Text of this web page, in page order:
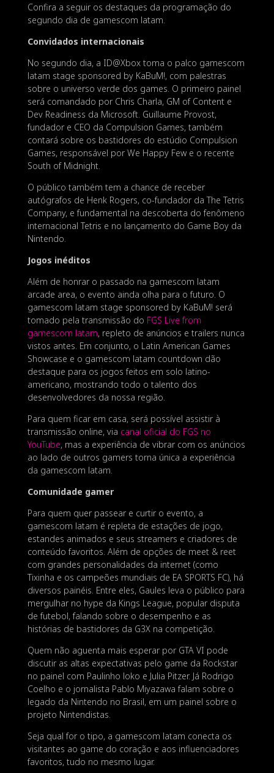
Confira a seguir os destaques da programação do
segundo dia de gamescom latam.
Convidados internacionais
No segundo dia, a ID@Xbox toma o palco gamescom
latam stage sponsored by KaBuM!, com palestras
sobre o universo verde dos games. O primeiro painel
será comandado por Chris Charla, GM of Content e
Dev Readiness da Microsoft. Guillaume Provost,
fundador e CEO da Compulsion Games, também
contará sobre os bastidores do estúdio Compulsion
Games, responsável por We Happy Few e o recente
South of Midnight.
O público também tem a chance de receber
autógrafos de Henk Rogers, co-fundador da The Tetris
Company, e fundamental na descoberta do fenômeno
internacional Tetris e no lançamento do Game Boy da
Nintendo.
Jogos inéditos
Além de honrar o passado na gamescom latam
arcade area, o evento ainda olha para o futuro. O
gamescom latam stage sponsored by KaBuM! será
tomado pela transmissão do FGS Live from
gamescom latam, repleto de anúncios e trailers nunca
vistos antes. Em conjunto, o Latin American Games
Showcase e o gamescom latam countdown dão
destaque para os jogos feitos em solo latino-
americano, mostrando todo o talento dos
desenvolvedores da nossa região.
Para quem ficar em casa, será possível assistir à
transmissão online, via canal oficial do FGS no
YouTube, mas a experiência de vibrar com os anúncios
ao lado de outros gamers torna única a experiência
da gamescom latam.
Comunidade gamer
Para quem quer passear e curtir o evento, a
gamescom latam é repleta de estações de jogo,
estandes animados e seus streamers e criadores de
conteúdo favoritos. Além de opções de meet & reet
com grandes personalidades da internet (como
Tixinha e os campeões mundiais de EA SPORTS FC), há
diversos painéis. Entre eles, Gaules leva o público para
mergulhar no hype da Kings League, popular disputa
de futebol, falando sobre o desempenho e as
histórias de bastidores da G3X na competição.
Quem não aguenta mais esperar por GTA VI pode
discutir as altas expectativas pelo game da Rockstar
no painel com Paulinho loko e Julia Pitzer. Já Rodrigo
Coelho e o jornalista Pablo Miyazawa falam sobre o
legado da Nintendo no Brasil, em um painel sobre o
projeto Nintendistas.
Seja qual for o tipo, a gamescom latam conecta os
visitantes ao game do coração e aos influenciadores
favoritos, tudo no mesmo lugar.